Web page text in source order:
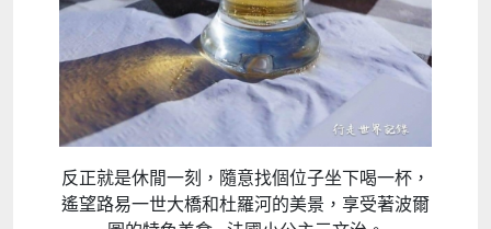
反正就是休閒一刻，隨意找個位子坐下喝一杯，
遙望路易一世大橋和杜羅河的美景，享受著波爾